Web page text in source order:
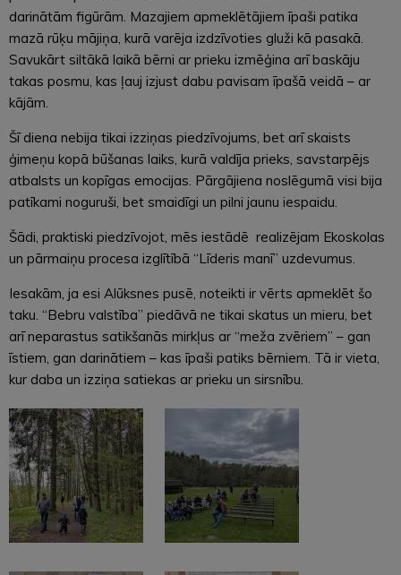
darinātām figūrām. Mazajiem apmeklētājiem īpaši patika
mazā rūķu mājiņa, kurā varēja izdzīvoties gluži kā pasakā.
Savukārt siltākā laikā bērni ar prieku izmēģina arī baskāju
takas posmu, kas ļauj izjust dabu pavisam īpašā veidā – ar
kājām.
Šī diena nebija tikai izziņas piedzīvojums, bet arī skaists
ģimeņu kopā būšanas laiks, kurā valdīja prieks, savstarpējs
atbalsts un kopīgas emocijas. Pārgājiena noslēgumā visi bija
patīkami noguruši, bet smaidīgi un pilni jaunu iespaidu.
Šādi, praktiski piedzīvojot, mēs iestādē realizējam Ekoskolas
un pārmaiņu procesa izglītībā “Līderis manī” uzdevumus.
Iesakām, ja esi Alūksnes pusē, noteikti ir vērts apmeklēt šo
taku. “Bebru valstība” piedāvā ne tikai skatus un mieru, bet
arī neparastus satikšanās mirkļus ar “meža zvēriem” – gan
īstiem, gan darinātiem – kas īpaši patiks bērniem. Tā ir vieta,
kur daba un izziņa satiekas ar prieku un sirsnību.